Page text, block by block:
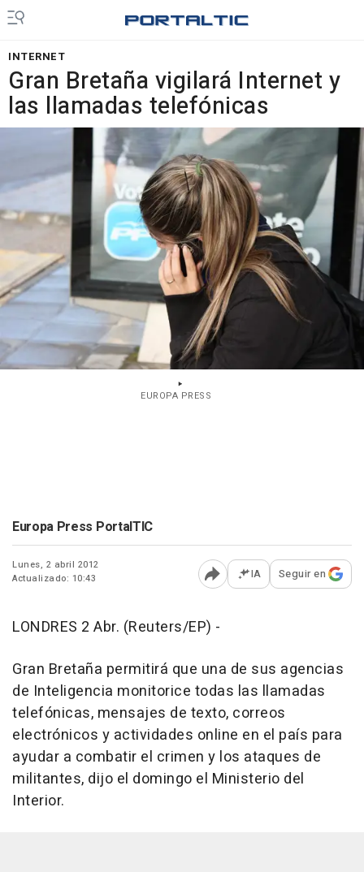
INTERNET
Gran Bretaña vigilará Internet y
las llamadas telefónicas
EUROPA PRESS
Europa Press PortalTIC
Lunes, 2 abril 2012
Actualizado: 10:43
Abrir opciones para
IA Seguir en
LONDRES 2 Abr. (Reuters/EP) -
Gran Bretaña permitirá que una de sus agencias
de Inteligencia monitorice todas las llamadas
telefónicas, mensajes de texto, correos
electrónicos y actividades online en el país para
ayudar a combatir el crimen y los ataques de
militantes, dijo el domingo el Ministerio del
Interior.